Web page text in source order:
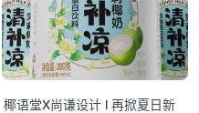
椰语堂X尚谦设计 l 再掀夏日新